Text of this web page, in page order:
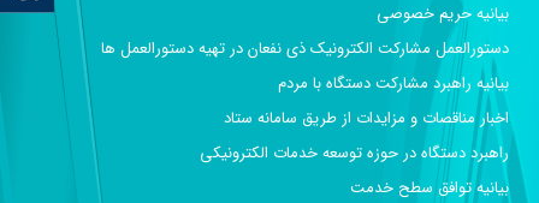
بیانیه حریم خصوصی
دستورالعمل مشارکت الکترونیک ذی نفعان در تهیه دستورالعمل ها
بیانیه راهبرد مشارکت دستگاه با مردم
اخبار مناقصات و مزایدات از طریق سامانه ستاد
راهبرد دستگاه در حوزه توسعه خدمات الکترونیکی
بیانیه توافق سطح خدمت